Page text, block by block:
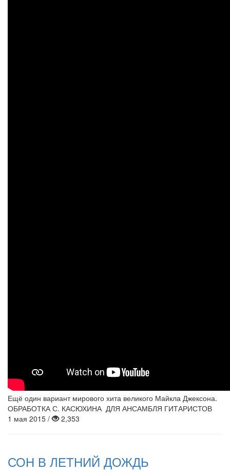
Ещё один вариант мирового хита великого Майкла Джексона.
ОБРАБОТКА С. КАСЮХИНА ДЛЯ АНСАМБЛЯ ГИТАРИСТОВ
1 мая 2015 /
2,353
СОН В ЛЕТНИЙ ДОЖДЬ